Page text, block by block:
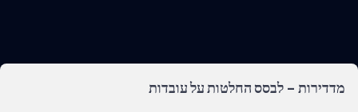
מדדירות - לבסס החלטות על עובדות